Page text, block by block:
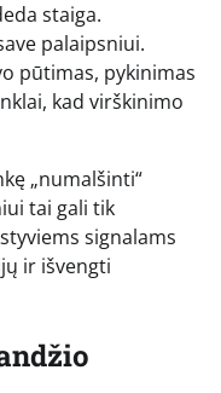
staiga.
palaipsniui.
pūtimas, pykinimas
kad virškinimo
„numalšinti“
tai gali tik
signalams
ir išvengti